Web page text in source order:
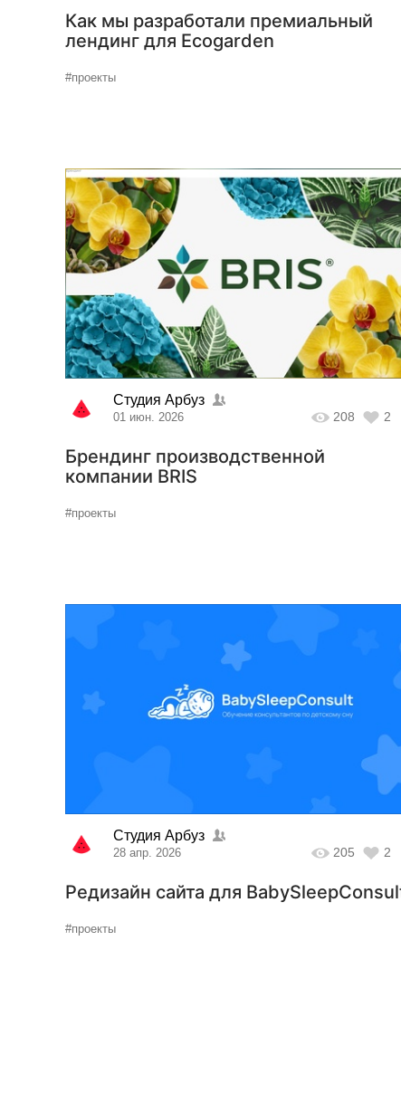
Как мы разработали премиальный
лендинг для Ecogarden
#проекты
Студия Арбуз
01 июн. 2026 208 2
Брендинг производственной
компании BRIS
#проекты
Студия Арбуз
28 апр. 2026 205 2
Редизайн сайта для
#проекты